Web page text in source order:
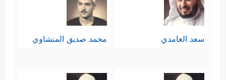
سعد الغامدي محمد صديق المنشاوي